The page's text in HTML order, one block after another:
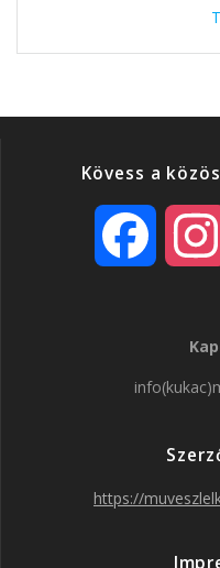
Kövess a
https://